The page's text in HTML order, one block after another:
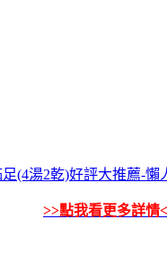
足(4湯2乾)好評大推薦-
>>點我看更多詳情